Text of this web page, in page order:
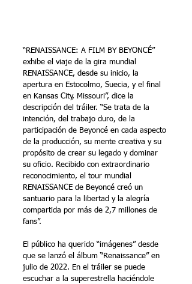
“RENAISSANCE: A FILM BY BEYONCÉ”
exhibe el viaje de la gira mundial
RENAISSANCE, desde su inicio, la
apertura en Estocolmo, Suecia, y el final
en Kansas City, Missouri”, dice la
descripción del tráiler. “Se trata de la
intención, del trabajo duro, de la
participación de Beyoncé en cada aspecto
de la producción, su mente creativa y su
propósito de crear su legado y dominar
su oficio. Recibido con extraordinario
reconocimiento, el tour mundial
RENAISSANCE de Beyoncé creó un
santuario para la libertad y la alegría
compartida por más de 2,7 millones de
fans”.
El público ha querido “imágenes” desde
que se lanzó el álbum “Renaissance” en
julio de 2022. En el tráiler se puede
escuchar a la superestrella haciéndole